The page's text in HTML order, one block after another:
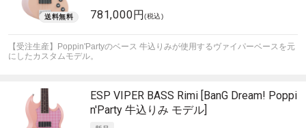
781,000円(税込)
【受注生産】Poppin'Partyのベース 牛込りみが使用するヴァイパーベースを元
にしたカスタムモデル。
ESP VIPER BASS Rimi [BanG Dream! Poppi
n'Party 牛込りみ モデル]